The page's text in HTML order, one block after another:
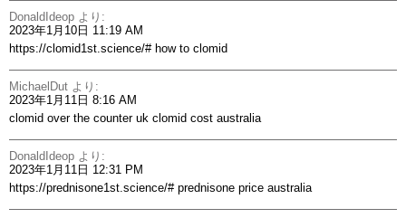
DonaldIdeop より:
2023年1月10日 11:19 AM
https://clomid1st.science/#how to clomid
MichaelDut より:
2023年1月11日 8:16 AM
clomid over the counter uk clomid cost australia
DonaldIdeop より:
2023年1月11日 12:31 PM
https://prednisone1st.science/#prednisone price australia